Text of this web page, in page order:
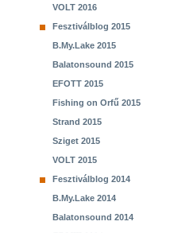
VOLT 2016
Fesztiválblog 2015
B.My.Lake 2015
Balatonsound 2015
EFOTT 2015
Fishing on Orfű 2015
Strand 2015
Sziget 2015
VOLT 2015
Fesztiválblog 2014
B.My.Lake 2014
Balatonsound 2014